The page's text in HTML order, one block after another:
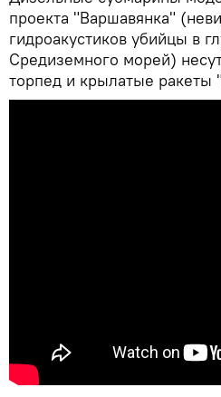
проекта "Варшавянка"
гидроакустиков убийцы в
Средиземного морей)
торпед и крылатые ракеты